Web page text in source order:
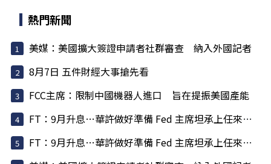
熱門新聞
美媒：美國擴大簽證申請者社群審查 納入外國記者
8月7日 五件財經大事搶先看
FCC主席：限制中國機器人進口 旨在提振美國產能
FT：9月升息…華許做好準備 Fed 主席坦承上任來犯了一些錯
FT：9月升息…華許做好準備 Fed 主席坦承上任來犯了一些錯